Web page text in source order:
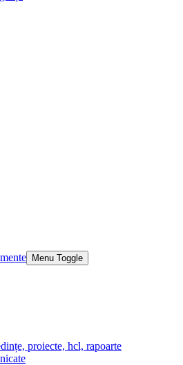
Menu Toggle
proiecte, hcl, rapoarte